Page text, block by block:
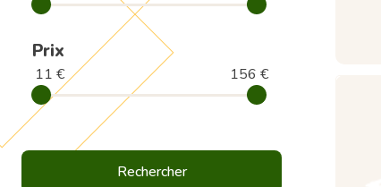
Prix
11 € 156 €